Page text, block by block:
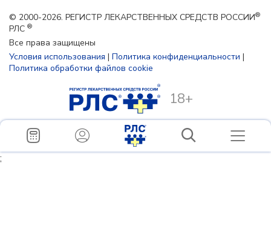
© 2000-2026. РЕГИСТР ЛЕКАРСТВЕННЫХ СРЕДСТВ РОССИИ®
РЛС ®
Все права защищены
Условия использования | Политика конфиденциальности |
Политика обработки файлов cookie
18+
;